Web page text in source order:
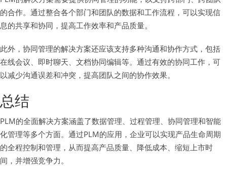
的合作。通过整合各个部门和团队的数据和工作流程，可以实现信
息的共享和协同，提高工作效率和产品质量。
此外，协同管理的解决方案还应该支持多种沟通和协作方式，包括
在线会议、即时聊天、文档协同编辑等。通过有效的协同工作，可
以减少沟通误差和冲突，提高团队之间的协作效果。
总结
PLM的全面解决方案涵盖了数据管理、过程管理、协同管理和智能
化管理等多个方面。通过PLM的应用，企业可以实现产品生命周期
的全程控制和管理，从而提高产品质量、降低成本、缩短上市时
间，并增强竞争力。